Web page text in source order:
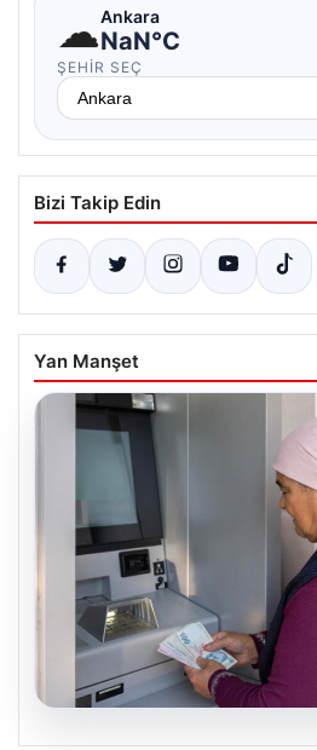
☁Ankara
NaN°C
ŞEHIR SEÇ
Bizi Takip Edin
Yan Manşet